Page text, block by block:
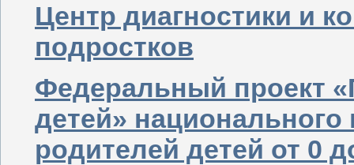
Центр диагностики и
подростков
Федеральный проект
детей»
родителей детей от 0